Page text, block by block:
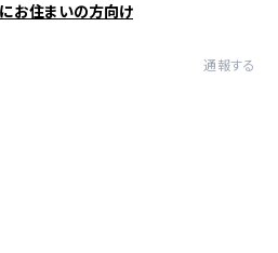
お住まいの方向け
通報する